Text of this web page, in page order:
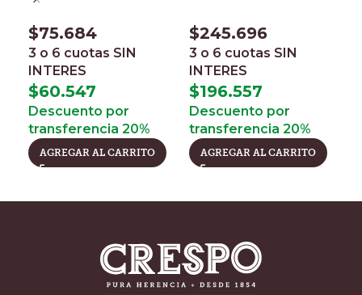
$75.684
3 o 6 cuotas SIN
INTERES
$60.547
Descuento por
transferencia 20%
AGREGAR AL CARRITO
$245.696
3 o 6 cuotas SIN
INTERES
$196.557
Descuento por
transferencia 20%
AGREGAR AL CARRITO